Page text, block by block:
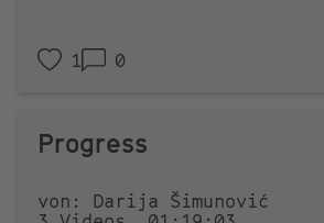
1 0
Progress
von: Darija Šimunović